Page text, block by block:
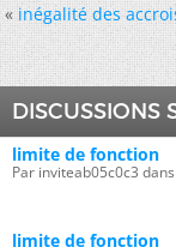
« inégalité des
DISCUSSIONS
limite de fonction
Par inviteab05c0c3
limite de fonction